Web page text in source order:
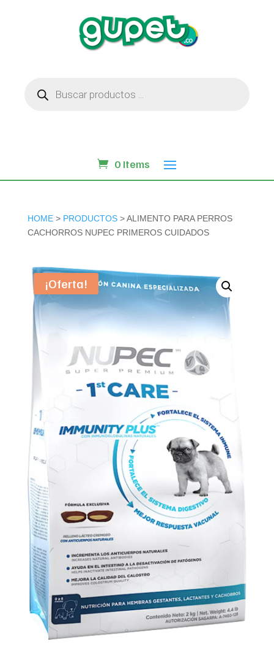
productos
0 Items
HOME> PRODUCTOS> ALIMENTO PARA PERROS
CACHORROS NUPEC PRIMEROS CUIDADOS
¡Oferta!